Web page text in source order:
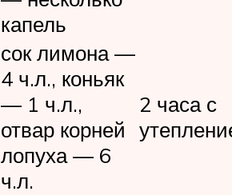
капель
сок лимона —
4 ч.л., коньяк
— 1 ч.л.,
отвар корней
лопуха — 6
ч.л.
2 часа с